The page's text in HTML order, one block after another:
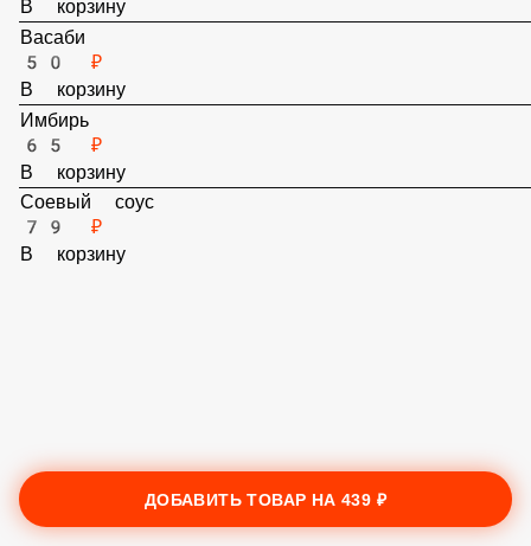
В корзину
50 ₽
В корзину
Имбирь
65 ₽
В корзину
ДОБАВИТЬ ТОВАР НА439 ₽